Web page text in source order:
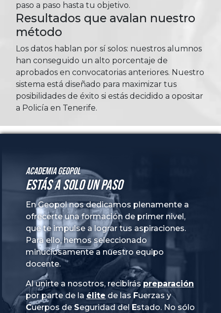
paso a paso hasta tu objetivo.
Resultados que avalan nuestro
método
Los datos hablan por sí solos: nuestros alumnos
han conseguido un alto porcentaje de
aprobados en convocatorias anteriores. Nuestro
sistema está diseñado para maximizar tus
posibilidades de éxito si estás decidido a opositar
a Policía en Tenerife.
Academia GeoPol
Estás a solo un paso
En Geopol nos dedicamos plenamente a
ofrecerte una formación de primer nivel,
que te impulse a lograr tus aspiraciones.
Para ello, hemos seleccionado
minuciosamente a nuestro equipo
docente.
Al unirte a nosotros, recibiráspreparación
por parte de la élite de las Fuerzas y
Cuerpos de Seguridad del Estado. No sólo